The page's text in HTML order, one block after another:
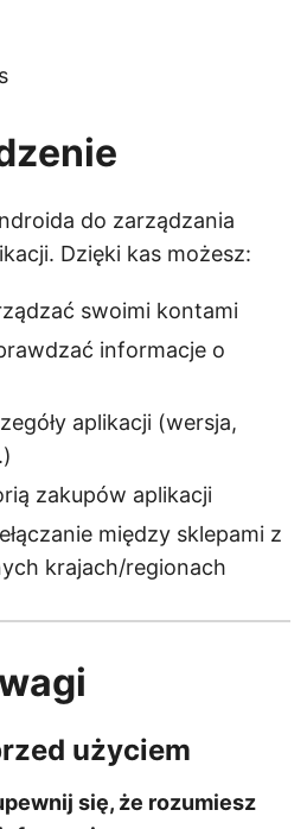
do zarządzania
Dzięki kas możesz:
swoimi kontami
informacje o
aplikacji (wersja,
zakupów aplikacji
między sklepami z
krajach/regionach
użyciem
się, że rozumiesz